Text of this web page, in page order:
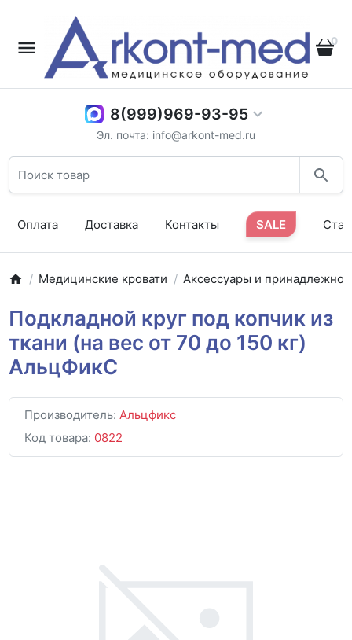
0
8(999)969-93-95
Эл. почта: info@arkont-med.ru
Оплата Доставка Контакты SALE
Медицинские кровати Аксессуары и
Подкладной круг под копчик из
ткани (на вес от 70 до 150 кг)
АльцФикС
Производитель: Альцфикс
Код товара: 0822